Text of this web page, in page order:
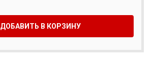
ДОБАВИТЬ В КОРЗИНУ